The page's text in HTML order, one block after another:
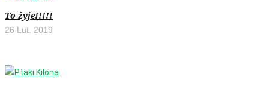
To żyje!!!!!
26 Lut. 2019